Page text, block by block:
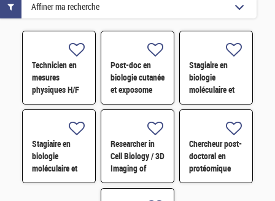
Technicien en
mesures
physiques H/F
Post-doc en
biologie cutanée
et exposome
H/F
Stagiaire en
biologie
moléculaire et
microbiologie
Stagiaire en
biologie
moléculaire et
microbiologie
Researcher in
Cell Biology / 3D
Imaging of
Photosymbiosis
Chercheur post-
doctoral en
protéomique
H/F
Affiner ma recherche